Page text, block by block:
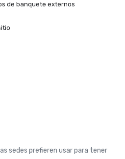
de banquete externos
sedes prefieren usar para tener